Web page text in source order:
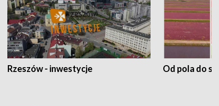
Rzeszów - inwestycje Od pola do